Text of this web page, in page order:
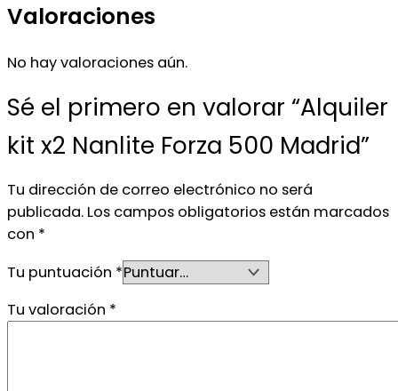
Valoraciones
No hay valoraciones aún.
Sé el primero en valorar “Alquiler
kit x2 Nanlite Forza 500 Madrid”
Tu dirección de correo electrónico no será
publicada. Los campos obligatorios están marcados
con *
Tu puntuación *
Tu valoración *